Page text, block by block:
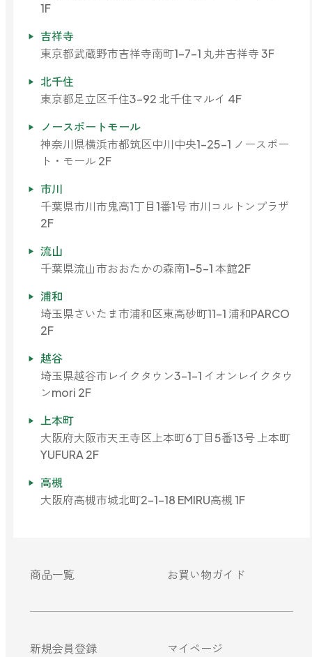
1F
吉祥寺
東京都武蔵野市吉祥寺南町1-7-1 丸井吉祥寺 3F
北千住
東京都足立区千住3-92 北千住マルイ 4F
ノースポートモール
神奈川県横浜市都筑区中川中央1-25-1 ノースポー
ト・モール 2F
市川
千葉県市川市鬼高1丁目1番1号 市川コルトンプラザ
2F
流山
千葉県流山市おおたかの森南1-5-1 本館2F
浦和
埼玉県さいたま市浦和区東高砂町11-1 浦和PARCO
2F
越谷
埼玉県越谷市レイクタウン3-1-1 イオンレイクタウ
ンmori 2F
上本町
大阪府大阪市天王寺区上本町6丁目5番13号 上本町
YUFURA 2F
高槻
大阪府高槻市城北町2-1-18 EMIRU高槻 1F
商品一覧 お買い物ガイド
新規会員登録
マイページ